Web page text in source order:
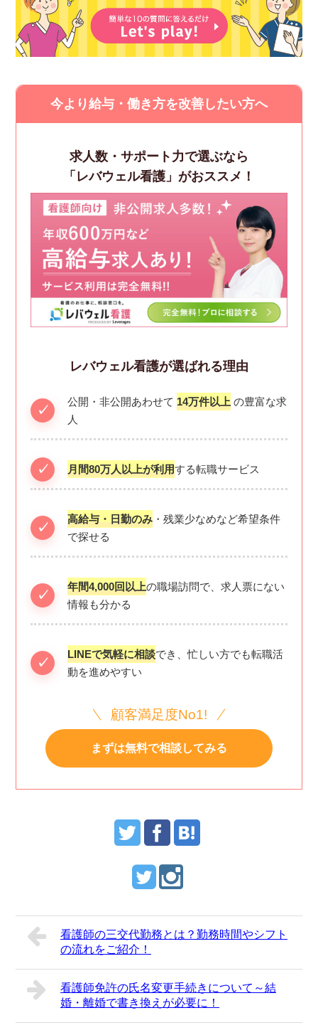
今より給与・働き方を改善したい方へ
求人数・サポート力で選ぶなら
「レバウェル看護」がおススメ！
レバウェル看護が選ばれる理由
公開・非公開あわせて 14万件以上 の豊富な求
人
月間80万人以上が利用する転職サービス
高給与・日勤のみ ・残業少なめなど希望条件
で探せる
年間4,000回以上の職場訪問で、求人票にない
情報も分かる
LINEで気軽に相談でき、忙しい方でも転職活
動を進めやすい
顧客満足度No1!
まずは無料で相談してみる
看護師の三交代勤務とは？勤務時間やシフト
の流れをご紹介！
看護師免許の氏名変更手続きについて～結
婚・離婚で書き換えが必要に！